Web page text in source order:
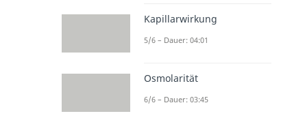
Kapillarwirkung
5/6 – Dauer: 04:01
Osmolarität
6/6 – Dauer: 03:45